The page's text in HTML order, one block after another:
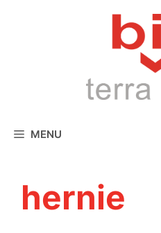
MENU
hernie